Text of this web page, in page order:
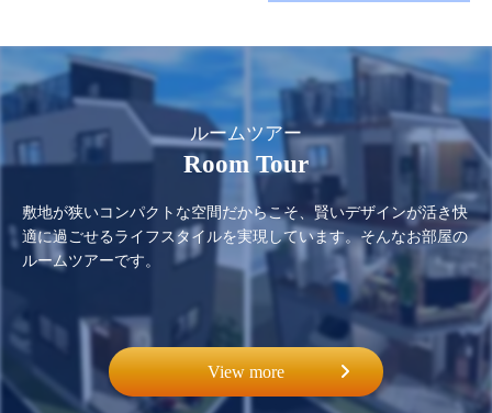
View more
ルームツアー
Room Tour
敷地が狭いコンパクトな空間だからこそ、賢いデザインが活き快
適に過ごせるライフスタイルを実現しています。そんなお部屋の
ルームツアーです。